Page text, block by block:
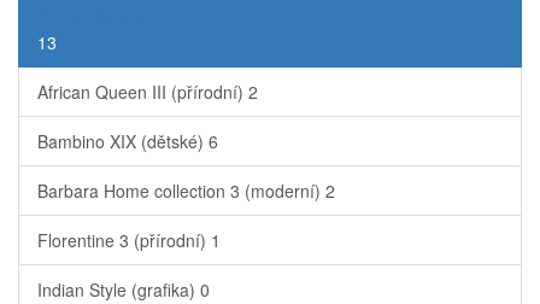
13
African Queen III (přírodní) 2
Bambino XIX (dětské) 6
Barbara Home collection 3 (moderní) 2
Florentine 3 (přírodní) 1
Indian Style (grafika) 0